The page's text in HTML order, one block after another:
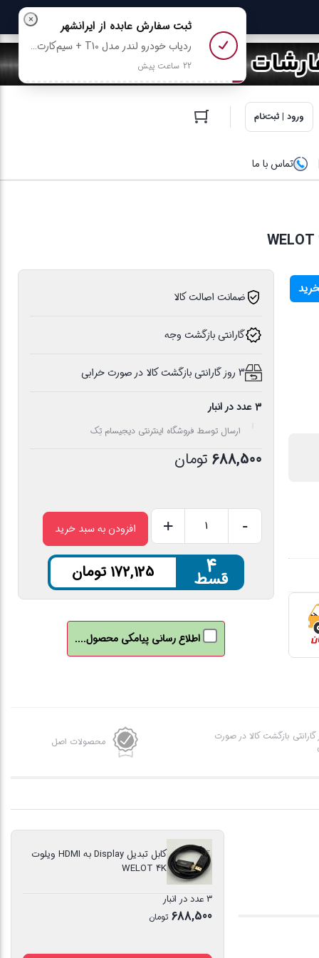
ورود | ثبت‌نام
تماس با ما
ضمانت اصالت کالا
گارانتی بازگشت وجه
3 روز گارانتی بازگشت کالا در صورت خرابی
3 عدد در انبار
ارسال توسط فروشگاه اینترنتی دیجیسام تِک
688,500 تومان
تبدیل
-
+ افزودن به سبد خرید
۴
قسط 172,125 تومان
اطلاع رسانی پیامکی محصول....
گارانتی بازگشت کالا در صورت
محصولات اصل
کابل تبدیل Display به HDMI ویلوت
WELOT 4K
3 عدد در انبار
688,500 تومان